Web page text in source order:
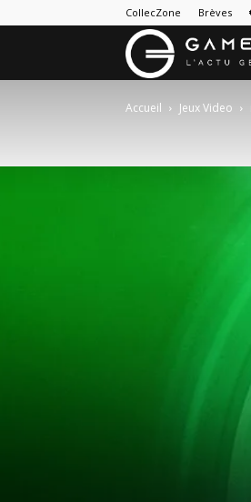
CollecZone Brèves
Accueil Jeux Video